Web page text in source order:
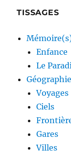
TISSAGES
Enfance
Le
Voyages
Ciels
Gares
Villes